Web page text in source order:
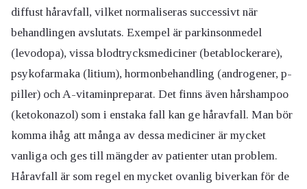
diffust håravfall, vilket normaliseras successivt när
behandlingen avslutats. Exempel är parkinsonmedel
(levodopa), vissa blodtrycksmediciner (betablockerare),
psykofarmaka (litium), hormonbehandling (androgener, p-
piller) och A-vitaminpreparat. Det finns även hårshampoo
(ketokonazol) som i enstaka fall kan ge håravfall. Man bör
komma ihåg att många av dessa mediciner är mycket
vanliga och ges till mängder av patienter utan problem.
Håravfall är som regel en mycket ovanlig biverkan för de